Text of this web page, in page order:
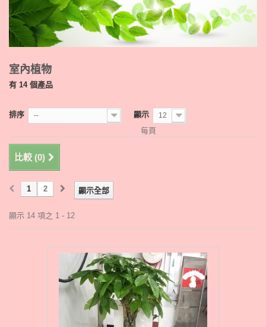
室內植物
有 14 個產品
排序 -- 顯示 12
每頁
比較 (0)
顯示全部
1 2
顯示 14 項之 1 - 12